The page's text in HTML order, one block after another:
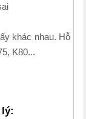
khác nhau. Hỗ
K80...